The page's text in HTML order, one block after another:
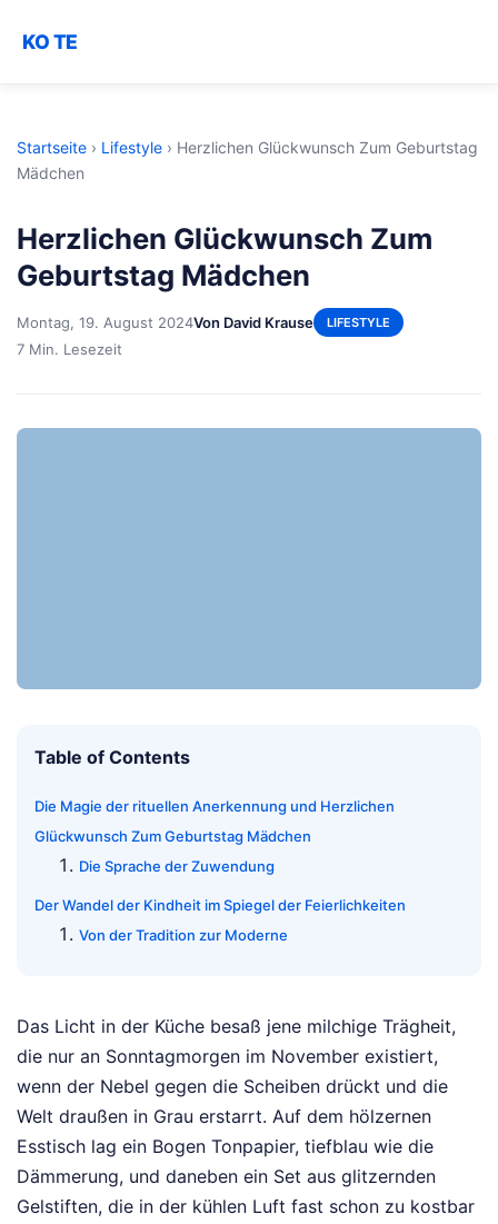
KO TE
Startseite › Lifestyle › Herzlichen Glückwunsch Zum Geburtstag
Mädchen
Herzlichen Glückwunsch Zum
Geburtstag Mädchen
Montag, 19. August 2024Von David Krause LIFESTYLE
7 Min. Lesezeit
Table of Contents
Die Magie der rituellen Anerkennung und Herzlichen
Glückwunsch Zum Geburtstag Mädchen
Die Sprache der Zuwendung
Der Wandel der Kindheit im Spiegel der Feierlichkeiten
Von der Tradition zur Moderne
Das Licht in der Küche besaß jene milchige Trägheit,
die nur an Sonntagmorgen im November existiert,
wenn der Nebel gegen die Scheiben drückt und die
Welt draußen in Grau erstarrt. Auf dem hölzernen
Esstisch lag ein Bogen Tonpapier, tiefblau wie die
Dämmerung, und daneben ein Set aus glitzernden
Gelstiften, die in der kühlen Luft fast schon zu kostbar